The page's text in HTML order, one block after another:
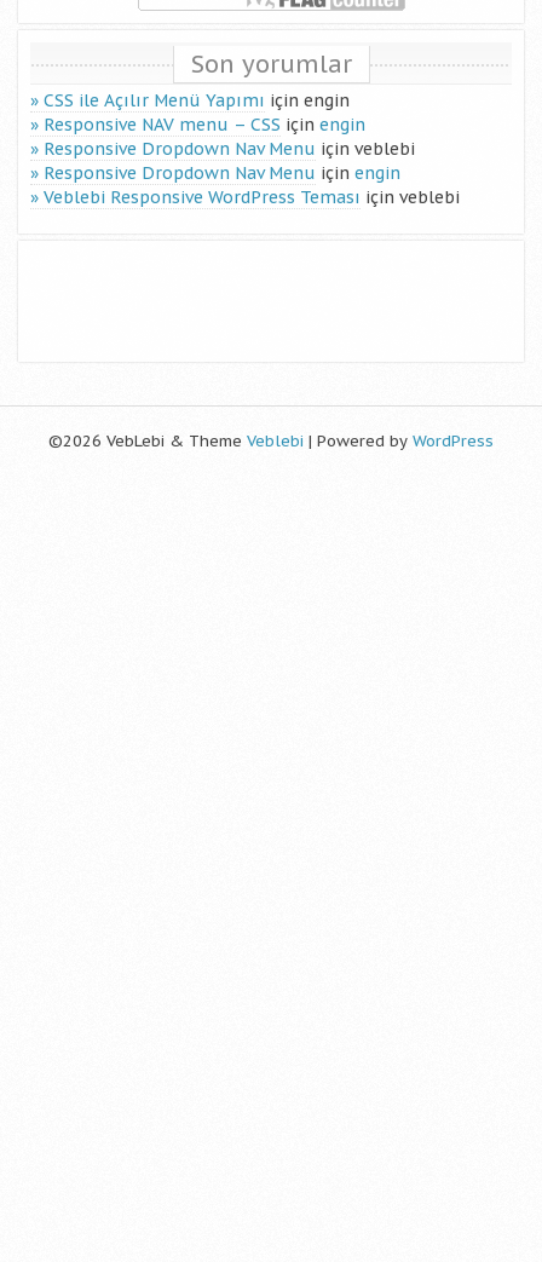
Son yorumlar
CSS ile Açılır Menü Yapımı için engin
Responsive NAV menu – CSS için engin
Responsive Dropdown Nav Menu için veblebi
Responsive Dropdown Nav Menu için engin
Veblebi Responsive WordPress Teması için veblebi
©2026 VebLebi & Theme Veblebi | Powered by WordPress